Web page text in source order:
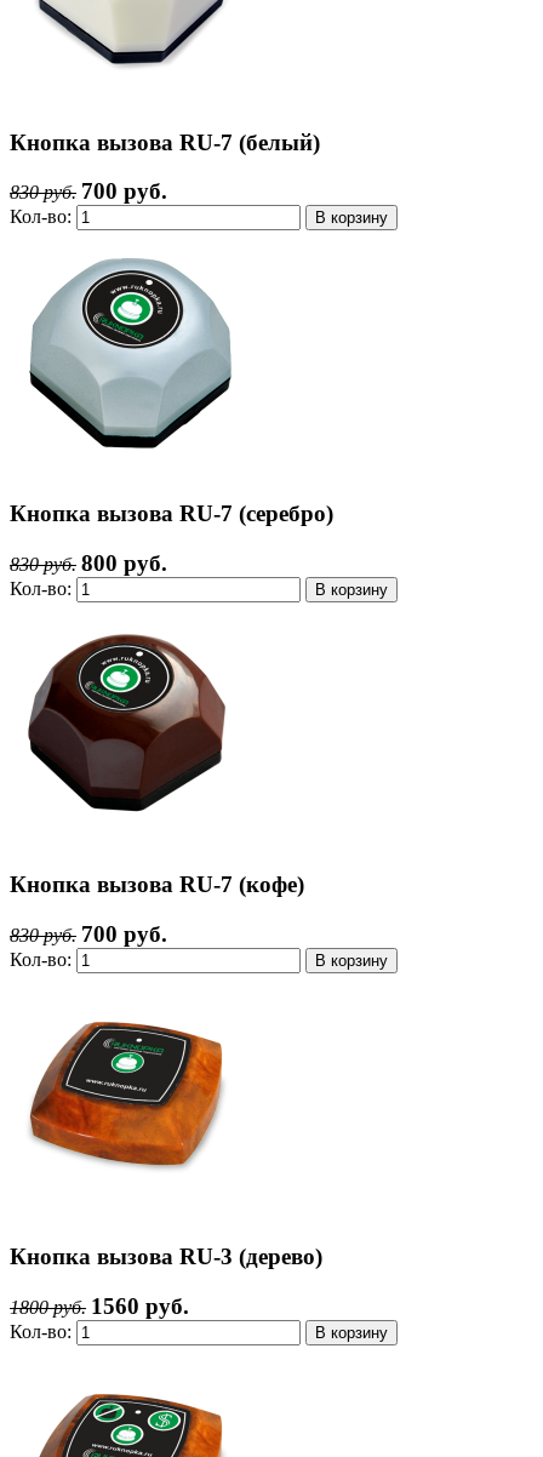
Кнопка вызова RU-7 (белый)
830 руб. 700 руб.
Кол-во:
Кнопка вызова RU-7 (серебро)
830 руб. 800 руб.
Кол-во:
Кнопка вызова RU-7 (кофе)
830 руб. 700 руб.
Кол-во:
Кнопка вызова RU-3 (дерево)
1800 руб. 1560 руб.
Кол-во: